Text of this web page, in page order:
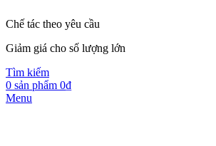
Chế tác theo yêu cầu
Giảm giá cho số lượng lớn
Tìm kiếm
0 sản phẩm 0₫
Menu